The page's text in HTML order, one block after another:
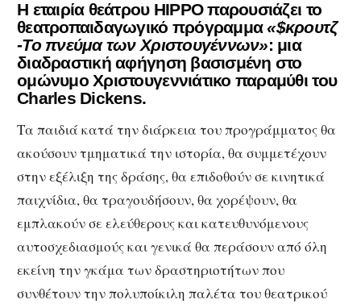
Η εταιρία θεάτρου HIPPOπαρουσιάζει το
θεατροπαιδαγωγικό πρόγραμμα «$κρουτζ
-Το πνεύμα των Χριστουγέννων»: μια
διαδραστική αφήγηση βασισμένη στο
ομώνυμο Χριστουγεννιάτικο παραμύθι του
Charles Dickens.
Τα παιδιά κατά την διάρκεια του προγράμματος θα
ακούσουν τμηματικά την ιστορία, θα συμμετέχουν
στην εξέλιξη της δράσης, θα επιδοθούν σε κινητικά
παιχνίδια, θα τραγουδήσουν, θα χορέψουν, θα
εμπλακούν σε ελεύθερους και κατευθυνόμενους
αυτοσχεδιασμούς και γενικά θα περάσουν από όλη
εκείνη την γκάμα των δραστηριοτήτων που
συνθέτουν την πολυποίκιλη παλέτα του θεατρικού